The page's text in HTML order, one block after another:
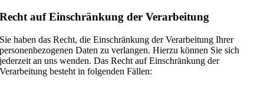
Recht auf Einschränkung der Verarbeitung
Sie haben das Recht, die Einschränkung der Verarbeitung Ihrer
personenbezogenen Daten zu verlangen. Hierzu können Sie sich
jederzeit an uns wenden. Das Recht auf Einschränkung der
Verarbeitung besteht in folgenden Fällen: